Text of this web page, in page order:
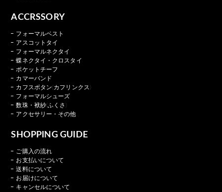
ACCRSSORY
フォーマルベスト
アスコットタイ
フォーマルネクタイ
蝶ネクタイ・クロスタイ
ポケットチーフ
カマーバンド
カフスボタン(カフリンクス)
フォーマルシューズ
数珠・袱紗(ふくさ)
アクセサリー・その他
SHOPPING GUIDE
ご購入の流れ
お支払いについて
送料について
お届けについて
キャンセルについて